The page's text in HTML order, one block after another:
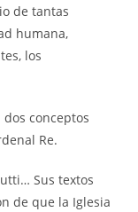
de tantas
humana,
los
conceptos
Re.
Sus textos
de que la Iglesia